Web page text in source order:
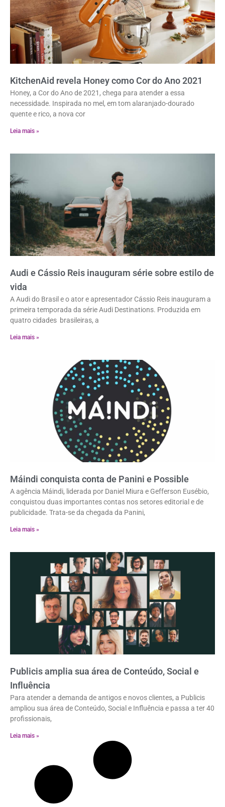
KitchenAid revela Honey como Cor do Ano 2021
Honey, a Cor do Ano de 2021, chega para atender a essa
necessidade. Inspirada no mel, em tom alaranjado-dourado
quente e rico, a nova cor
Leia mais »
Audi e Cássio Reis inauguram série sobre estilo de
vida
A Audi do Brasil e o ator e apresentador Cássio Reis inauguram a
primeira temporada da série Audi Destinations. Produzida em
quatro cidades brasileiras, a
Leia mais »
Máindi conquista conta de Panini e Possible
A agência Máindi, liderada por Daniel Miura e Gefferson Eusébio,
conquistou duas importantes contas nos setores editorial e de
publicidade. Trata-se da chegada da Panini,
Leia mais »
Publicis amplia sua área de Conteúdo, Social e
Influência
Para atender a demanda de antigos e novos clientes, a Publicis
ampliou sua área de Conteúdo, Social e Influência e passa a ter 40
profissionais,
Leia mais »